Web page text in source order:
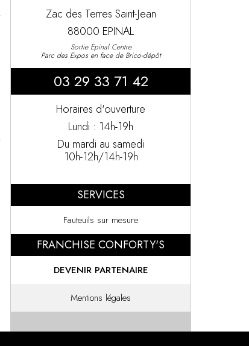
Zac des Terres Saint-Jean
88000 EPINAL
Sortie Epinal Centre
Parc des Expos en face de Brico-dépôt
03 29 33 71 42
Horaires d'ouverture
Lundi : 14h-19h
Du mardi au samedi
10h-12h/14h-19h
SERVICES
Fauteuils sur mesure
FRANCHISE CONFORTY'S
DEVENIR PARTENAIRE
Mentions légales